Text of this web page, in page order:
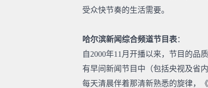
受众快节奏的生活需要。
哈尔滨新闻综合频道节目表：
自2000年11月开播以来，节目的品
有早间新闻节目中（包括央视及省
每天清晨伴着那清新熟悉的旋律，